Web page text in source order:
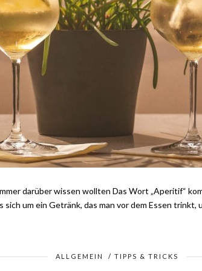
darüber wissen wollten Das Wort „Aperitif“
sich um ein Getränk, das man vor dem Essen
ALLGEMEIN / TIPPS & TRICKS